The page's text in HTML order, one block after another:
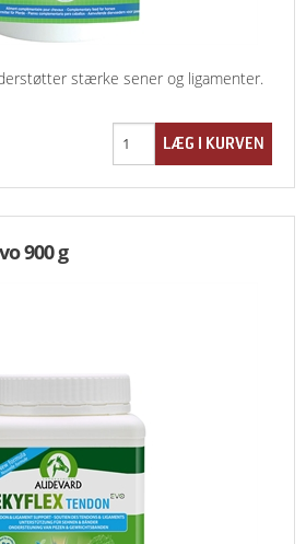
stærke sener og ligamenter.
900 g